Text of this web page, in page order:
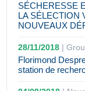
SÉCHERESSE
LA SÉLECTION
NOUVEAUX
28/11/2018 |
Florimond
station de